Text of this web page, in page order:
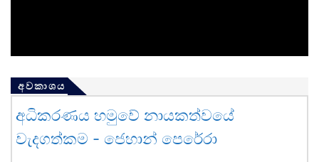
අවකාශය
අධිකරණය හමුවේ නායකත්වයේ
වැදගත්කම - ජෙහාන් පෙරේරා